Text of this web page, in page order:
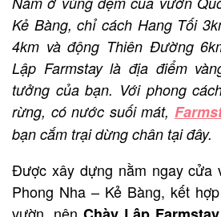
Kẻ Bàng, chỉ cách Hang Tối
4km và động Thiên Đường
Lập Farmstay là địa điểm
tưởng của bạn. Với phong
rừng, có nước suối mát,
bạn cắm trại dừng chân tại đây.
Được xây dựng nằm ngay cửa
Phong Nha – Kẻ Bàng, kết